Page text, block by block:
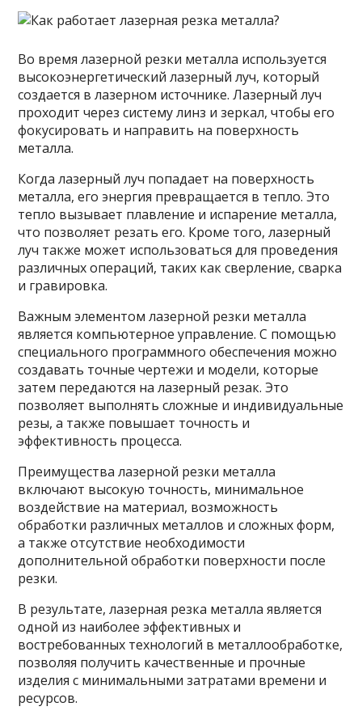
Во время лазерной резки металла используется
высокоэнергетический лазерный луч, который
создается в лазерном источнике. Лазерный луч
проходит через систему линз и зеркал, чтобы его
фокусировать и направить на поверхность
металла.
Когда лазерный луч попадает на поверхность
металла, его энергия превращается в тепло. Это
тепло вызывает плавление и испарение металла,
что позволяет резать его. Кроме того, лазерный
луч также может использоваться для проведения
различных операций, таких как сверление, сварка
и гравировка.
Важным элементом лазерной резки металла
является компьютерное управление. С помощью
специального программного обеспечения можно
создавать точные чертежи и модели, которые
затем передаются на лазерный резак. Это
позволяет выполнять сложные и индивидуальные
резы, а также повышает точность и
эффективность процесса.
Преимущества лазерной резки металла
включают высокую точность, минимальное
воздействие на материал, возможность
обработки различных металлов и сложных форм,
а также отсутствие необходимости
дополнительной обработки поверхности после
резки.
В результате, лазерная резка металла является
одной из наиболее эффективных и
востребованных технологий в металлообработке,
позволяя получить качественные и прочные
изделия с минимальными затратами времени и
ресурсов.